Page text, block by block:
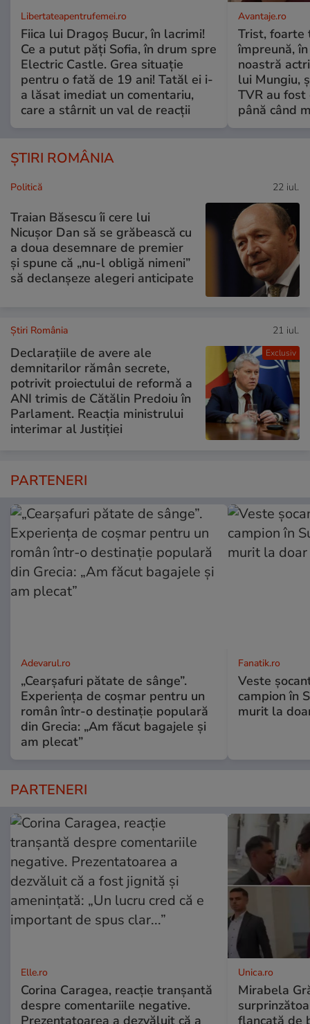
Libertateapentrufemei.ro
Fiica lui Dragoș Bucur, în lacrimi!
Ce a putut păți Sofia, în drum spre
Electric Castle. Grea situație
pentru o fată de 19 ani! Tatăl ei i-
a lăsat imediat un comentariu,
care a stârnit un val de reacții
Avantaje.ro
Trist, foarte
împreună,
noastră
lui Mungiu,
TVR au
până când
ȘTIRI ROMÂNIA
Politică 22 iul.
Traian Băsescu îi cere lui
Nicușor Dan să se grăbească cu
a doua desemnare de premier
și spune că „nu-l obligă nimeni”
să declanșeze alegeri anticipate
Exclusiv
Știri România 21 iul.
Declarațiile de avere ale
demnitarilor rămân secrete,
potrivit proiectului de reformă a
ANI trimis de Cătălin Predoiu în
Parlament. Reacția ministrului
interimar al Justiției
PARTENERI
Adevarul.ro
„Cearșafuri pătate de sânge”.
Experiența de coșmar pentru un
român într-o destinație populară
din Grecia: „Am făcut bagajele și
am plecat”
Fanatik.ro
Veste
campion în
murit la
PARTENERI
Elle.ro
Corina Caragea, reacție tranșantă
despre comentariile negative.
Unica.ro
Mirabela